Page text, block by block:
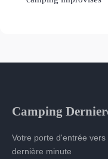
Camping
Votre porte d'entrée
dernière minute